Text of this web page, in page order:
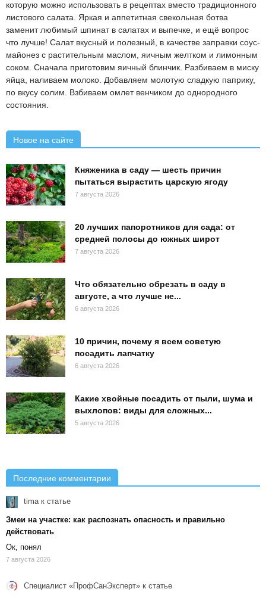
которую можно использовать в рецептах вместо традиционного
листового салата. Яркая и аппетитная свекольная ботва
заменит любимый шпинат в салатах и выпечке, и ещё вопрос
что лучше! Салат вкусный и полезный, в качестве заправки соус-
майонез с растительным маслом, яичным желтком и лимонным
соком. Сначала приготовим яичный блинчик. Разбиваем в миску
яйца, наливаем молоко. Добавляем молотую сладкую паприку,
по вкусу солим. Взбиваем омлет венчиком до однородного
состояния.
Новое на сайте
Княженика в саду — шесть причин
пытаться вырастить царскую ягоду
7 августа 2026
20 лучших папоротников для сада: от
средней полосы до южных широт
7 августа 2026
Что обязательно обрезать в саду в
августе, а что лучше не...
6 августа 2026
10 причин, почему я всем советую
посадить лапчатку
6 августа 2026
Какие хвойные посадить от пыли, шума и
выхлопов: виды для сложных...
5 августа 2026
Последние комментарии
timaк статье
Змеи на участке: как распознать опасность и правильно
действовать
Ок, понял
7 августа 2026
Специалист «ПрофСанЭксперт» к статье